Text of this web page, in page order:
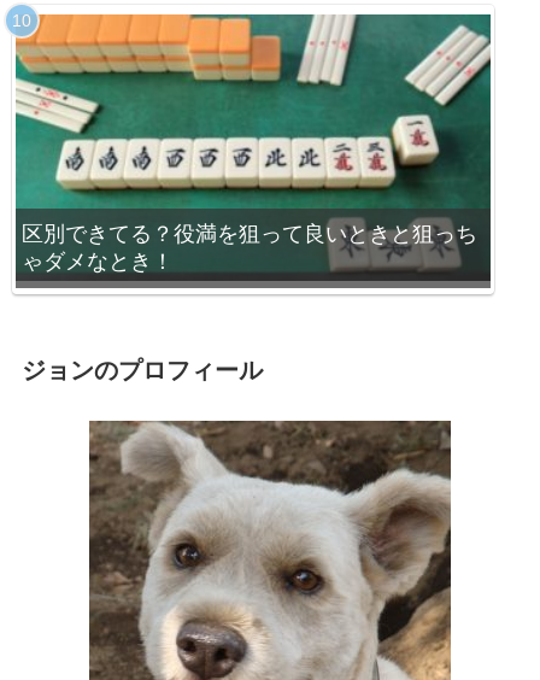
区別できてる？役満を狙って良いときと狙っち
ゃダメなとき！
ジョンのプロフィール